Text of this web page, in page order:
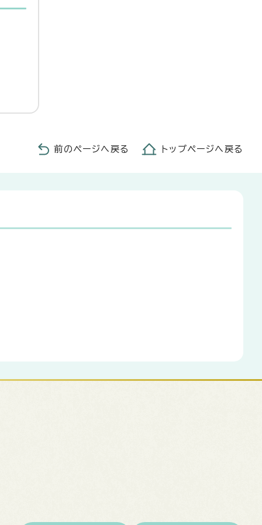
前のページへ戻る トップページへ戻る